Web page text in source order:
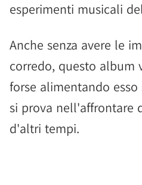
esperimenti musicali
Anche senza avere le
corredo, questo album
forse alimentando
si prova nell'affrontare
d'altri tempi.